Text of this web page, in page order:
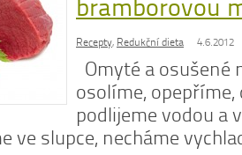
bramborovou
Recepty, Redukční dieta 4.6.2012
Omyté a osušené
osolíme, opepříme,
podlijeme vodou a
ve slupce, necháme